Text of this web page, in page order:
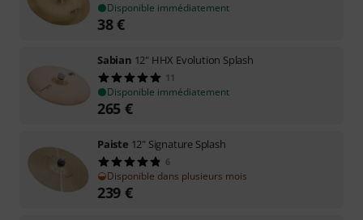
Disponible immédiatement
38€
Sabian 12" HHX Evolution Splash
11
Disponible immédiatement
265 €
Paiste 12" Signature Splash
6
Disponible dans plusieurs mois
239 €